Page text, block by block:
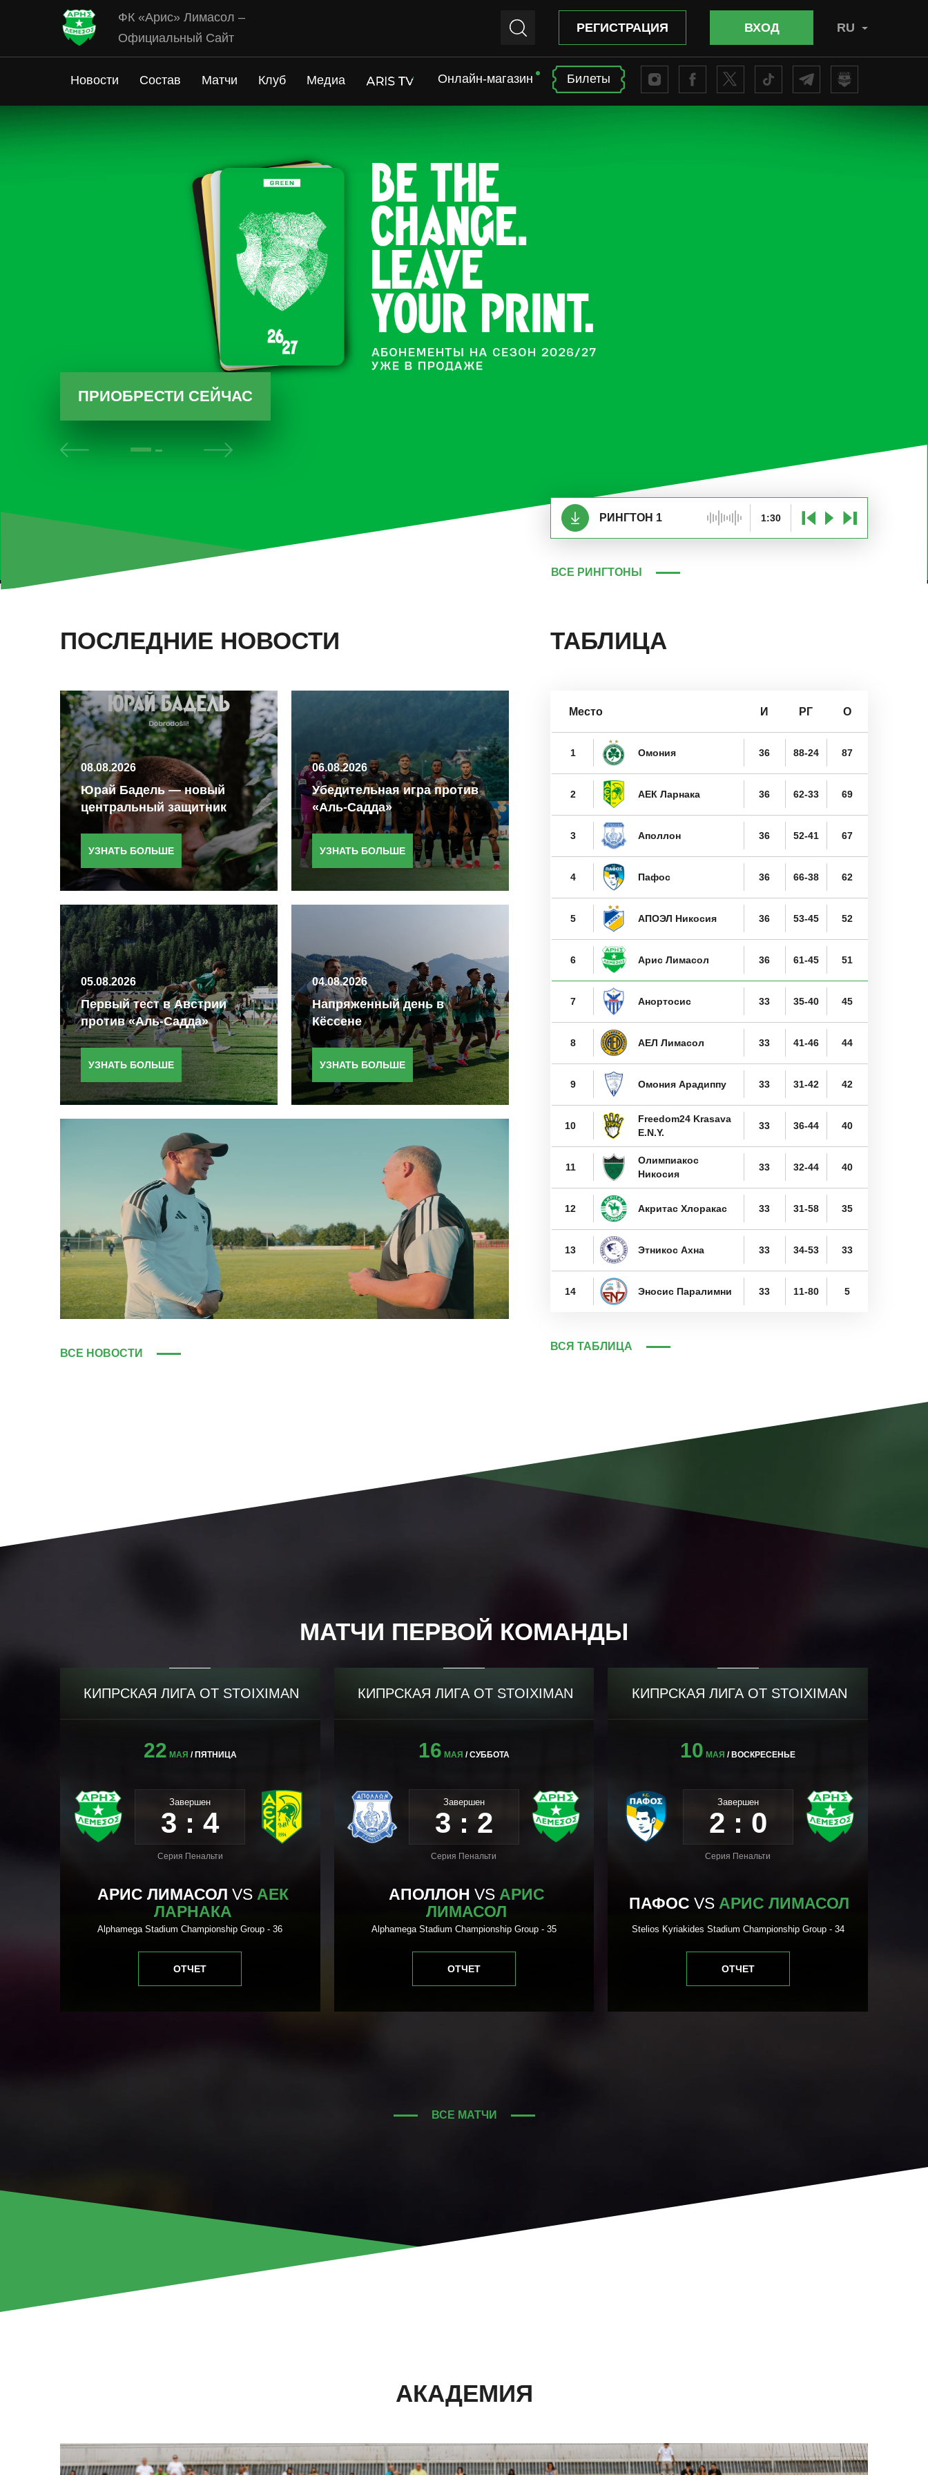
ФК «Арис» Лимасол –
Официальный Сайт
РЕГИСТРАЦИЯ ВХОД RU
Новости Состав Матчи Клуб Медиа ARIS TV Онлайн-магазин Билеты
ПОЛУЧИТЬ FAN ID
РИНГТОН 1 1:30
ВСЕ РИНГТОНЫ
ПОСЛЕДНИЕ НОВОСТИ
08.08.2026
Юрай Бадель — новый
центральный защитник
«Ариса»
УЗНАТЬ БОЛЬШЕ
06.08.2026
Убедительная игра против
«Аль-Садда»
УЗНАТЬ БОЛЬШЕ
05.08.2026
Первый тест в Австрии
против «Аль-Садда»
УЗНАТЬ БОЛЬШЕ
04.08.2026
Напряженный день в
Кёссене
УЗНАТЬ БОЛЬШЕ
ВСЕ НОВОСТИ
ТАБЛИЦА
Место И РГ О
1 Омония 36 88-24 87
2 АЕК Ларнака 36 62-33 69
3 Аполлон 36 52-41 67
4 Пафос 36 66-38 62
5 АПОЭЛ Никосия 36 53-45 52
6 Арис Лимасол 36 61-45 51
7 Анортосис 33 35-40 45
8 АЕЛ Лимасол 33 41-46 44
9 Омония Арадиппу 33 31-42 42
10
Freedom24 Krasava
Ε.Ν.Y.
33 36-44 40
11
Олимпиакос
Никосия
33 32-44 40
12 Акритас Хлоракас 33 31-58 35
13 Этникос Ахна 33 34-53 33
14 Эносис Паралимни 33 11-80 5
ВСЯ ТАБЛИЦА
МАТЧИ ПЕРВОЙ КОМАНДЫ
КИПРСКАЯ ЛИГА ОТ STOIXIMAN
22 МАЯ / ПЯТНИЦА
Завершен
3 : 4
Серия Пенальти
АРИС ЛИМАСОЛ VS АЕК
ЛАРНАКА
Alphamega Stadium Championship Group - 36
ОТЧЕТ
КИПРСКАЯ ЛИГА ОТ STOIXIMAN
16 МАЯ / СУББОТА
Завершен
3 : 2
Серия Пенальти
АПОЛЛОН VS АРИС
ЛИМАСОЛ
Alphamega Stadium Championship Group - 35
ОТЧЕТ
КИПРСКАЯ ЛИГА ОТ STOIXIMAN
10 МАЯ / ВОСКРЕСЕНЬЕ
Завершен
2 : 0
Серия Пенальти
ПАФОС VS АРИС ЛИМАСОЛ
Stelios Kyriakides Stadium Championship Group - 34
ОТЧЕТ
ВСЕ МАТЧИ
АКАДЕМИЯ